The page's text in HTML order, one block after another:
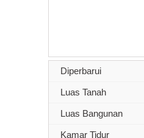
Diperbarui
Luas Tanah
Luas Bangunan
Kamar Tidur